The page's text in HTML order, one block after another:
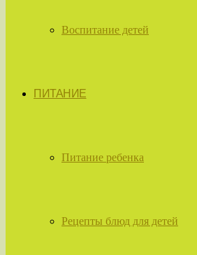
Воспитание детей
ПИТАНИЕ
Питание ребенка
Рецепты блюд для детей